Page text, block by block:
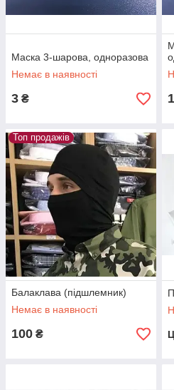
Маска 3-шарова, одноразова
Немає в наявності
3 ₴
Топ продажів
Балаклава (підшлемник)
Немає в наявності
100 ₴